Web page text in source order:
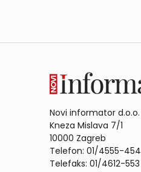
Novi informator d.o.o.
Kneza Mislava 7/1
10000 Zagreb
Telefon: 01/4555-454
Telefaks: 01/4612-553